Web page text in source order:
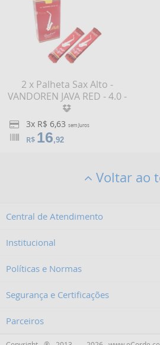
2 x Palheta Sax Alto -
VANDOREN JAVA RED - 4.0 -
3x R$ 6,63 sem Juros
R$ 16,92
Voltar ao
Central de Atendimento
Institucional
Políticas e Normas
Segurança e Certificações
Parceiros